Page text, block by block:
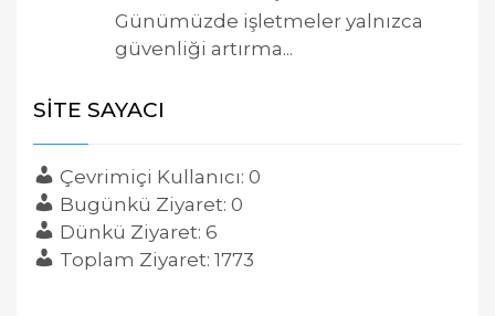
Günümüzde işletmeler yalnızca
güvenliği artırma...
SITE SAYACI
Çevrimiçi Kullanıcı: 0
Bugünkü Ziyaret: 0
Dünkü Ziyaret: 6
Toplam Ziyaret: 1773